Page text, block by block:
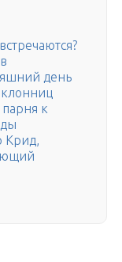
день
к
Крид,